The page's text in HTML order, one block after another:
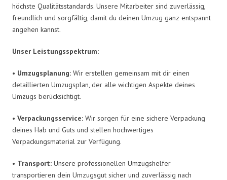
höchste Qualitätsstandards. Unsere Mitarbeiter sind zuverlässig,
freundlich und sorgfältig, damit du deinen Umzug ganz entspannt
angehen kannst.
Unser Leistungsspektrum:
• Umzugsplanung: Wir erstellen gemeinsam mit dir einen
detaillierten Umzugsplan, der alle wichtigen Aspekte deines
Umzugs berücksichtigt.
• Verpackungsservice: Wir sorgen für eine sichere Verpackung
deines Hab und Guts und stellen hochwertiges
Verpackungsmaterial zur Verfügung.
• Transport: Unsere professionellen Umzugshelfer
transportieren dein Umzugsgut sicher und zuverlässig nach